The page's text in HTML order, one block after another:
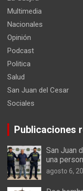
Multimedia
Nacionales
Opinión
Podcast
Politica
Salud
San Juan del Cesar
Sociales
Publicaciones
San Juan
una
agosto 6,